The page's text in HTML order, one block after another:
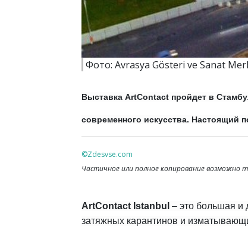
Фото: Avrasya Gösteri ve Sanat
Выставка ArtContact пройдет в
современного искусства. Настоящий
©Zdesvse.com
Частичное или полное копирование возможно
ArtContact Istanbul – это большая и
затяжных карантинов и